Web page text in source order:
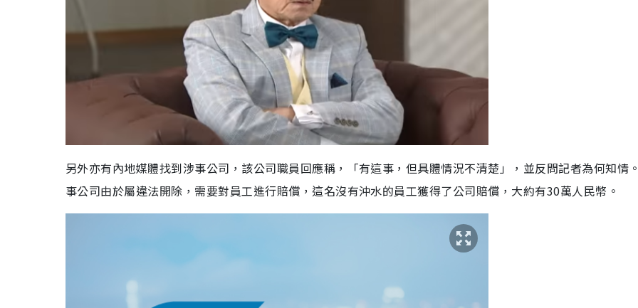
另外亦有內地媒體找到涉事公司，該公司職員回應稱，「有這事，但具體情況不清楚」，並反問記者為何知情
事公司由於屬違法開除，需要對員工進行賠償，這名沒有沖水的員工獲得了公司賠償，大約有30萬人民幣。